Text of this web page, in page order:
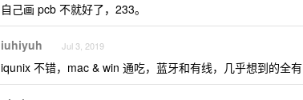
自己画 pcb 不就好了，233。
iuhiyuh Jul 3, 2019
iqunix 不错，mac & win 通吃，蓝牙和有线，几乎想到的全有